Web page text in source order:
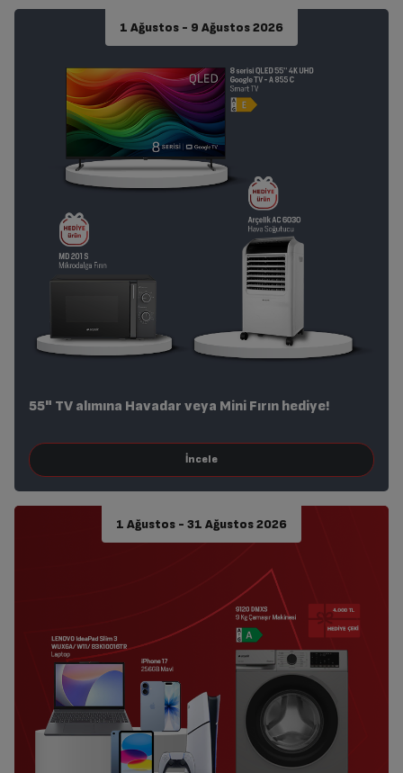
1 Ağustos - 9 Ağustos 2026
55" TV alımına Havadar veya Mini Fırın hediye!
1 Ağustos - 31 Ağustos 2026